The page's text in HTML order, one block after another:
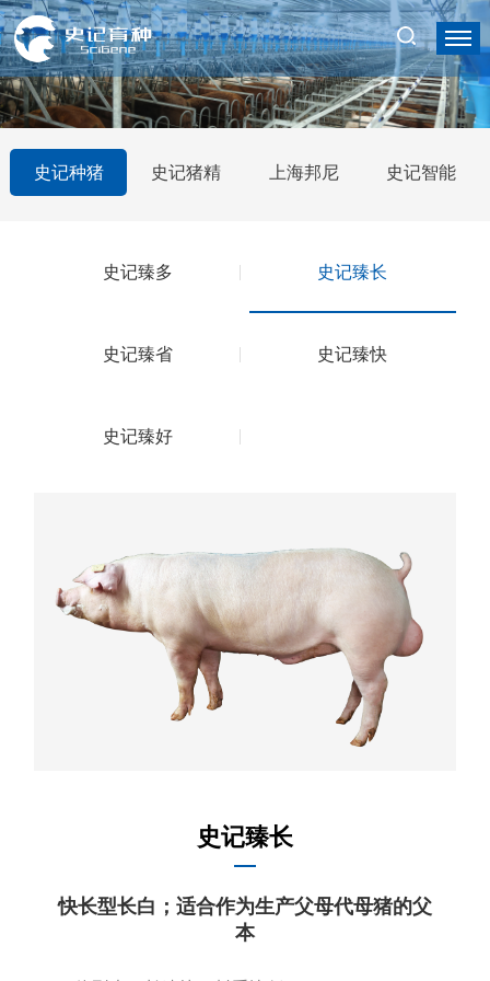
史记种猪 史记猪精 上海邦尼 史记智能
史记臻多 史记臻长
史记臻省 史记臻快
史记臻好
史记臻长
快长型长白；适合作为生产父母代母猪的父
本